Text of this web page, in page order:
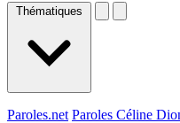
Thématiques
Paroles.net Paroles Céline